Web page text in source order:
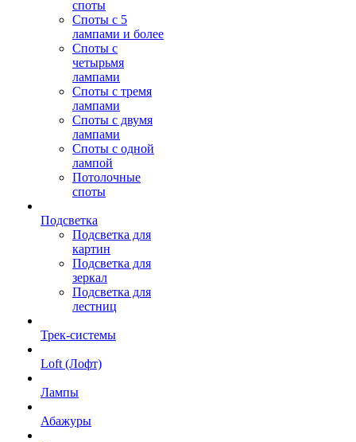
споты
Споты с 5
лампами и более
Споты с
четырьмя
лампами
Споты с тремя
лампами
Споты с двумя
лампами
Споты с одной
лампой
Потолочные
споты
Подсветка
Подсветка для
картин
Подсветка для
зеркал
Подсветка для
лестниц
Трек-системы
Loft (Лофт)
Лампы
Абажуры